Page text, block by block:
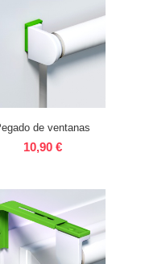
de ventanas
10,90 €